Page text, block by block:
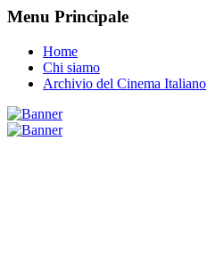
Menu Principale
Home
Chi siamo
Archivio del Cinema Italiano